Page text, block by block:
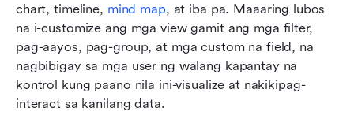
chart, timeline, mind map, at iba pa. Maaaring lubos
na i-customize ang mga view gamit ang mga filter,
pag-aayos, pag-group, at mga custom na field, na
nagbibigay sa mga user ng walang kapantay na
kontrol kung paano nila ini-visualize at nakikipag-
interact sa kanilang data.